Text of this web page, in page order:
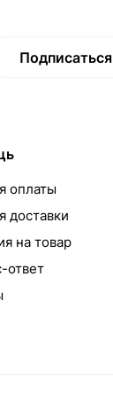
Подписаться
оплаты
доставки
на товар
ответ